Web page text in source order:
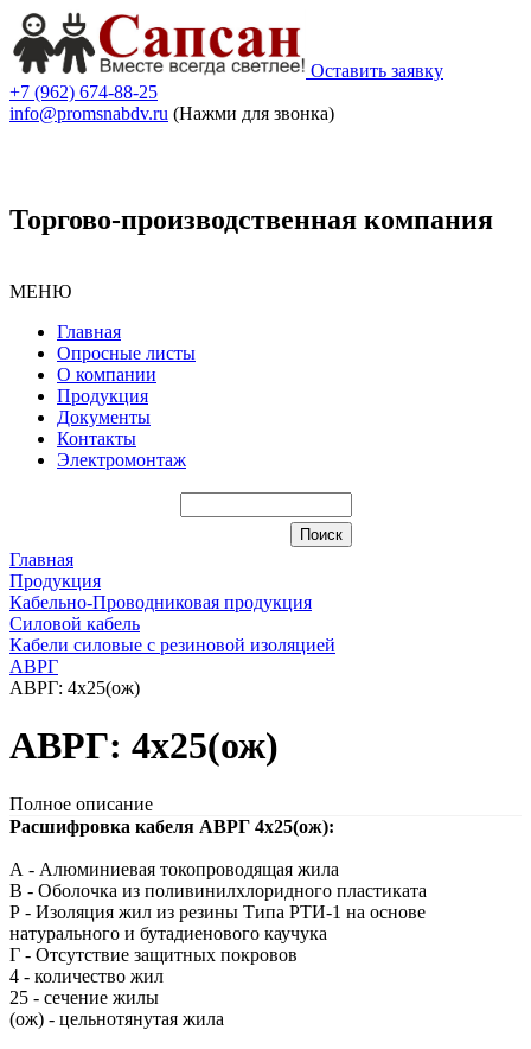
Оставить заявку
+7 (962) 674-88-25
info@promsnabdv.ru (Нажми для звонка)
Торгово-производственная компания
МЕНЮ
Главная
Опросные листы
О компании
Продукция
Документы
Контакты
Электромонтаж
Главная
Продукция
Кабельно-Проводниковая продукция
Силовой кабель
Кабели силовые с резиновой изоляцией
АВРГ
АВРГ: 4х25(ож)
АВРГ: 4х25(ож)
Полное описание
Расшифровка кабеля АВРГ 4х25(ож):
А - Алюминиевая токопроводящая жила
В - Оболочка из поливинилхлоридного пластиката
Р - Изоляция жил из резины Типа РТИ-1 на основе
натурального и бутадиенового каучука
Г - Отсутствие защитных покровов
4 - количество жил
25 - сечение жилы
(ож) - цельнотянутая жила